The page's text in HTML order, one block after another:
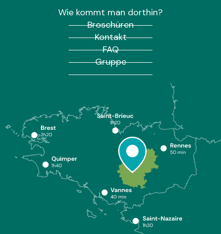
Wie kommt man dorthin?
Broschüren
Kontakt
FAQ
Gruppe